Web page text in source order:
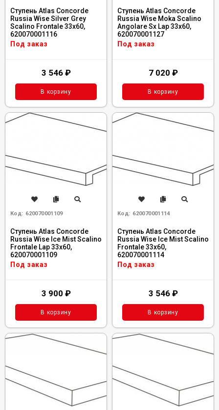
Ступень Atlas Concorde
Russia Wise Silver Grey
Scalino Frontale 33x60,
620070001116
Под заказ
3 546 ₽
В корзину
Ступень Atlas Concorde
Russia Wise Moka Scalino
Angolare Sx Lap 33x60,
620070001127
Под заказ
7 020 ₽
В корзину
Код: 620070001109
Ступень Atlas Concorde
Russia Wise Ice Mist Scalino
Frontale Lap 33x60,
620070001109
Под заказ
3 900 ₽
В корзину
Код: 620070001114
Ступень Atlas Concorde
Russia Wise Ice Mist Scalino
Frontale 33x60,
620070001114
Под заказ
3 546 ₽
В корзину